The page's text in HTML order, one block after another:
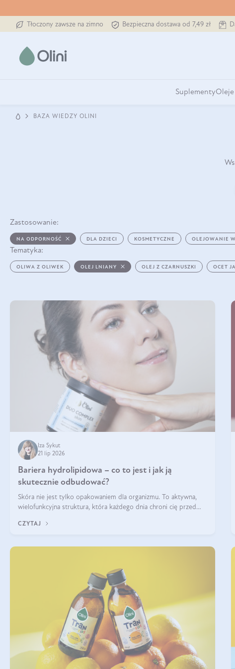
Tłoczony zawsze na zimno Bezpieczna dostawa od 7,49 zł
Suplementy
BAZA WIEDZY OLINI
Zastosowanie:
NA ODPORNOŚĆ DLA DZIECI KOSMETYCZNE OLEJOWANIE
Tematyka:
OLIWA Z OLIWEK OLEJ LNIANY OLEJ Z CZARNUSZKI OCET
Iza Sykut
21 lip 2026
Bariera hydrolipidowa – co to jest i jak ją
skutecznie odbudować?
Skóra nie jest tylko opakowaniem dla organizmu. To aktywna,
wielofunkcyjna struktura, która każdego dnia chroni cię przed
środowiskowymi. Jednym z jej kluczowych elementów jest
CZYTAJ